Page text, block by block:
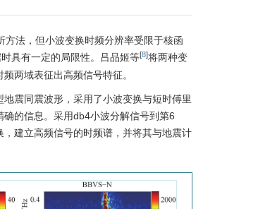
法，但小波变换时频分辨率受限于核函
具有一定的局限性。吕品姬等[8]将两种变
两域表征出高频信号特征。
震同震波形，采用了小波变换与短时傅里
的信息。采用db4小波分解信号到第6
建立高频信号的时频谱，并将其与地震计